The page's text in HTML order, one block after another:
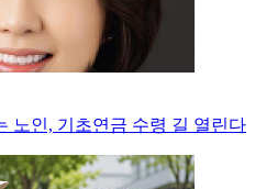
노인, 기초연금 수령 길 열린다